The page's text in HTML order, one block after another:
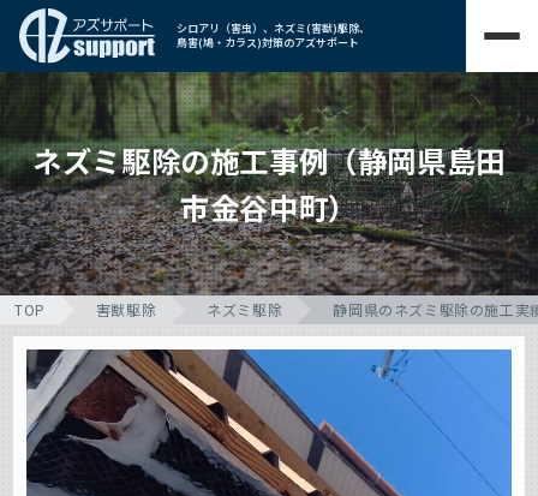
シロアリ（害虫）、ネズミ(害獣)駆除、
鳥害(鳩・カラス)対策のアズサポート
ネズミ駆除の施工事例（静岡県島田
市金谷中町）
TOP 害獣駆除 ネズミ駆除 静岡県のネズミ駆除の施工実